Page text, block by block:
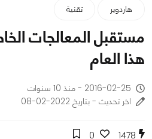
هاردوير تقنية
هذا العام
2016-02-25 - منذ 10 سنوات
اخر تحديث - بتاريخ 2022-02-08
1478
0